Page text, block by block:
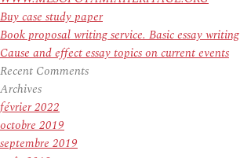
Buy case study paper
Book proposal writing service. Basic essay writing
Cause and effect essay topics on current events
Recent Comments
Archives
février 2022
octobre 2019
septembre 2019